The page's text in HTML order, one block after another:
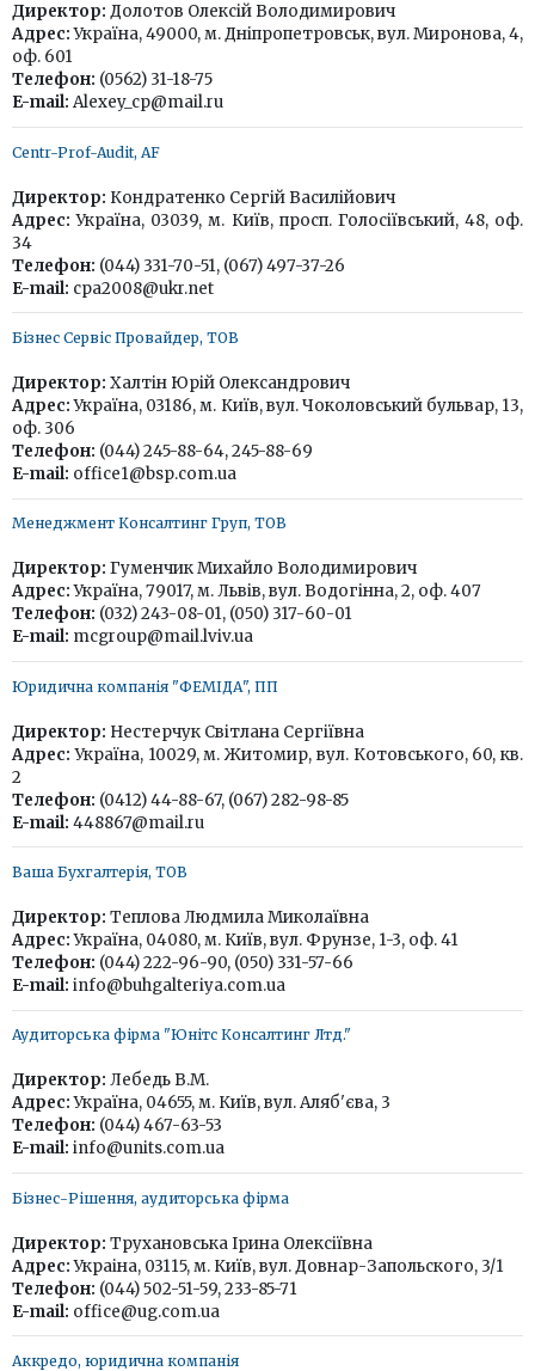
Директор: Долотов Олексій Володимирович
Адрес:Україна, 49000, м. Дніпропетровськ, вул. Миронова, 4,
оф. 601
Телефон: (0562) 31-18-75
E-mail: Alexey_cp@mail.ru
Centr-Prof-Audit, AF
Директор: Кондратенко Сергій Василійович
Адрес: Україна, 03039, м. Київ, просп. Голосіївський, 48, оф.
34
Телефон: (044) 331-70-51, (067) 497-37-26
E-mail: cpa2008@ukr.net
Бізнес Сервіс Провайдер, ТОВ
Директор: Халтін Юрій Олександрович
Адрес:Україна, 03186, м. Київ, вул. Чоколовський бульвар, 13,
оф. 306
Телефон: (044) 245-88-64, 245-88-69
E-mail: office1@bsp.com.ua
Менеджмент Консалтинг Груп, ТОВ
Директор: Гуменчик Михайло Володимирович
Адрес:Україна, 79017, м. Львів, вул. Водогінна, 2, оф. 407
Телефон: (032) 243-08-01, (050) 317-60-01
E-mail: mcgroup@mail.lviv.ua
Юридична компанія "ФЕМІДА", ПП
Директор: Нестерчук Світлана Сергіївна
Адрес: Україна, 10029, м. Житомир, вул. Котовського, 60, кв.
2
Телефон: (0412) 44-88-67, (067) 282-98-85
E-mail: 448867@mail.ru
Ваша Бухгалтерія, ТОВ
Директор: Теплова Людмила Миколаївна
Адрес:Україна, 04080, м. Київ, вул. Фрунзе, 1-3, оф. 41
Телефон: (044) 222-96-90, (050) 331-57-66
E-mail: info@buhgalteriya.com.ua
Аудиторська фірма "Юнітс Консалтинг Лтд."
Директор: Лебедь В.М.
Адрес:Україна, 04655, м. Київ, вул. Аляб'єва, 3
Телефон: (044) 467-63-53
E-mail: info@units.com.ua
Бізнес-Рішення, аудиторська фірма
Директор: Трухановська Ірина Олексіївна
Адрес:Украіна, 03115, м. Київ, вул. Довнар-Запольского, 3/1
Телефон: (044) 502-51-59, 233-85-71
E-mail: office@ug.com.ua
Аккредо, юридична компанія